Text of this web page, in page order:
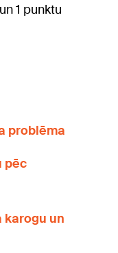
1 punktu
problēma
pēc
karogu un